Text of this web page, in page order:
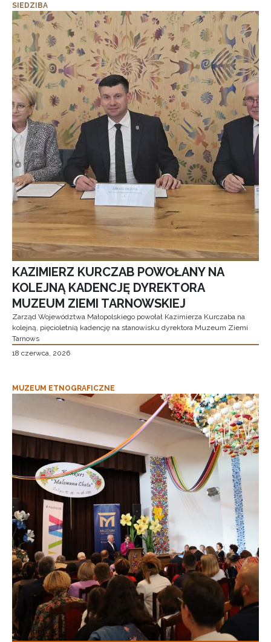
SIEDZIBA
KAZIMIERZ KURCZAB POWOŁANY NA
KOLEJNĄ KADENCJĘ DYREKTORA
MUZEUM ZIEMI TARNOWSKIEJ
Zarząd Województwa Małopolskiego powołał Kazimierza Kurczaba na
kolejną, pięcioletnią kadencję na stanowisku dyrektora Muzeum Ziemi
Tarnows
18 czerwca, 2026
MUZEUM ETNOGRAFICZNE